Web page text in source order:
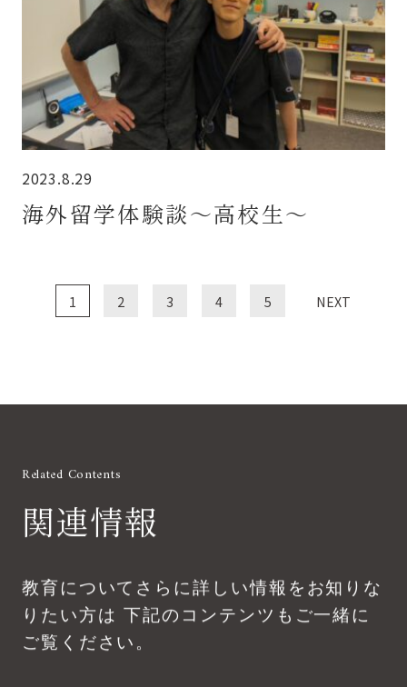
2023.8.29
海外留学体験談～高校生～
1 2 3 4 5 NEXT
Related Contents
関連情報
教育についてさらに詳しい情報をお知りな
りたい方は 下記のコンテンツもご一緒に
ご覧ください。